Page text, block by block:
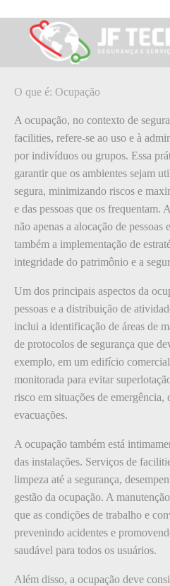
para
conteúdoO que é: Ocupação
O que é: Ocupação
A ocupação, no contexto de
facilities, refere-se ao uso e à
por indivíduos ou grupos. Essa
garantir que os ambientes sejam
segura, minimizando riscos e
e das pessoas que os frequentam.
não apenas a alocação de
também a implementação de
integridade do patrimônio e a
Um dos principais aspectos da
pessoas e a distribuição de
inclui a identificação de áreas de
de protocolos de segurança que
exemplo, em um edifício
monitorada para evitar
risco em situações de emergência,
evacuações.
A ocupação também está
das instalações. Serviços de
limpeza até a segurança,
gestão da ocupação. A
que as condições de trabalho e
prevenindo acidentes e
saudável para todos os usuários.
Além disso, a ocupação deve